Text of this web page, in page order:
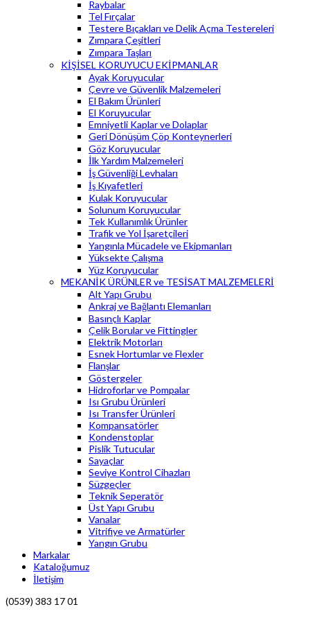
Raybalar
Tel Fırçalar
Testere Bıçakları ve Delik Açma Testereleri
Zımpara Çeşitleri
Zımpara Taşları
KİŞİSEL KORUYUCU EKİPMANLAR
Ayak Koruyucular
Çevre ve Güvenlik Malzemeleri
El Bakım Ürünleri
El Koruyucular
Emniyetli Kaplar ve Dolaplar
Geri Dönüşüm Çöp Konteynerleri
Göz Koruyucular
İlk Yardım Malzemeleri
İş Güvenliği Levhaları
İş Kıyafetleri
Kulak Koruyucular
Solunum Koruyucular
Tek Kullanımlık Ürünler
Trafik ve Yol İşaretçileri
Yangınla Mücadele ve Ekipmanları
Yüksekte Çalışma
Yüz Koruyucular
MEKANİK ÜRÜNLER ve TESİSAT MALZEMELERİ
Alt Yapı Grubu
Ankraj ve Bağlantı Elemanları
Basınçlı Kaplar
Çelik Borular ve Fittingler
Elektrik Motorları
Esnek Hortumlar ve Flexler
Flanşlar
Göstergeler
Hidroforlar ve Pompalar
Isı Grubu Ürünleri
Isı Transfer Ürünleri
Kompansatörler
Kondenstoplar
Pislik Tutucular
Sayaçlar
Seviye Kontrol Cihazları
Süzgeçler
Teknik Seperatör
Üst Yapı Grubu
Vanalar
Vitrifiye ve Armatürler
Yangın Grubu
Markalar
Kataloğumuz
İletişim
(0539) 383 17 01